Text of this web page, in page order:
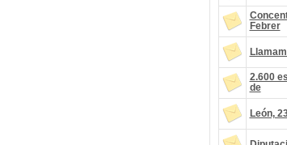
Febrer
2.600
de
León,